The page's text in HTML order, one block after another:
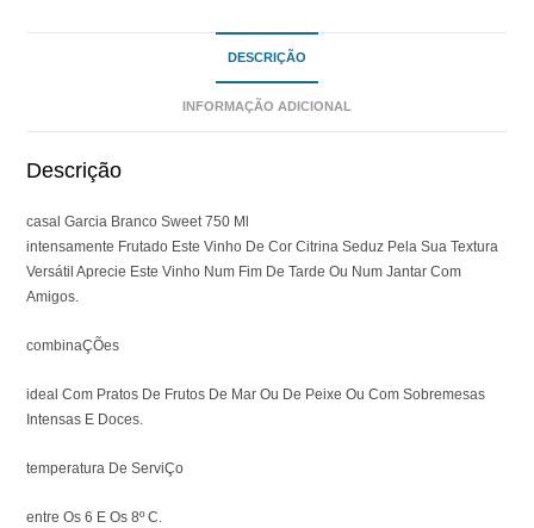
DESCRIÇÃO
INFORMAÇÃO ADICIONAL
Descrição
casal Garcia Branco Sweet 750 Ml
intensamente Frutado Este Vinho De Cor Citrina Seduz Pela Sua Textura
Versátil Aprecie Este Vinho Num Fim De Tarde Ou Num Jantar Com
Amigos.
combinaÇÕes
ideal Com Pratos De Frutos De Mar Ou De Peixe Ou Com Sobremesas
Intensas E Doces.
temperatura De ServiÇo
entre Os 6 E Os 8º C.